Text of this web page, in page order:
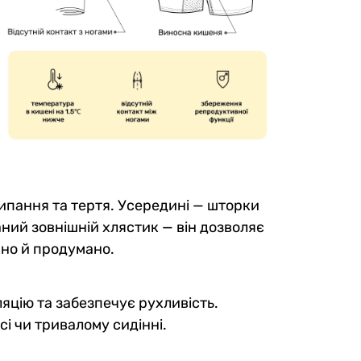
та тертя. Усередині — шторки
зовнішній хлястик — він дозволяє
й продумано.
та забезпечує рухливість.
чи тривалому сидінні.